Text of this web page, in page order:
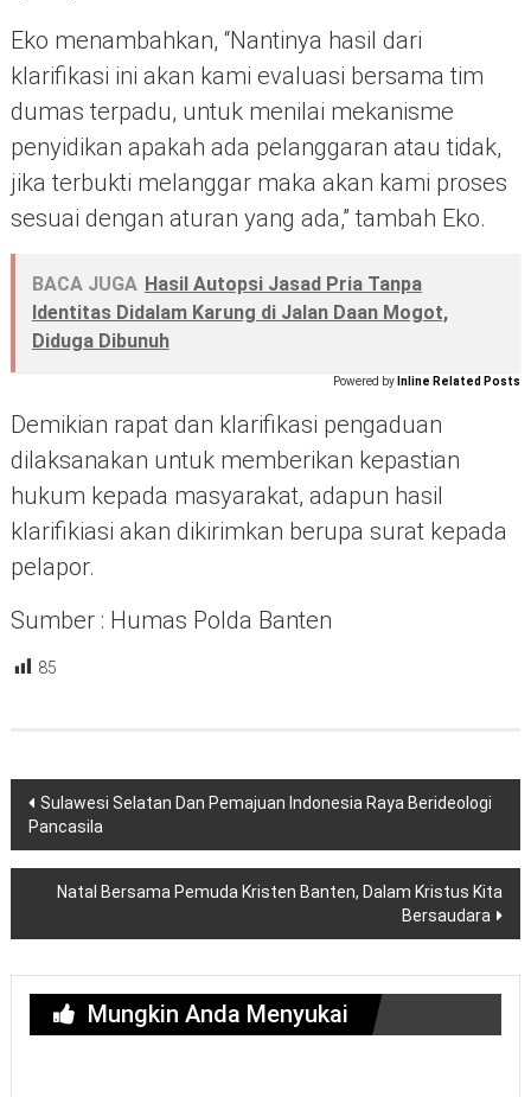
Eko menambahkan, “Nantinya hasil dari
klarifikasi ini akan kami evaluasi bersama tim
dumas terpadu, untuk menilai mekanisme
penyidikan apakah ada pelanggaran atau tidak,
jika terbukti melanggar maka akan kami proses
sesuai dengan aturan yang ada,” tambah Eko.
BACA JUGA Hasil Autopsi Jasad Pria Tanpa
Identitas Didalam Karung di Jalan Daan Mogot,
Diduga Dibunuh
Powered by Inline Related Posts
Demikian rapat dan klarifikasi pengaduan
dilaksanakan untuk memberikan kepastian
hukum kepada masyarakat, adapun hasil
klarifikiasi akan dikirimkan berupa surat kepada
pelapor.
Sumber : Humas Polda Banten
85
Navigasi
pos
Sulawesi Selatan Dan Pemajuan Indonesia Raya Berideologi
Pancasila
Natal Bersama Pemuda Kristen Banten, Dalam Kristus Kita
Bersaudara
Mungkin Anda Menyukai